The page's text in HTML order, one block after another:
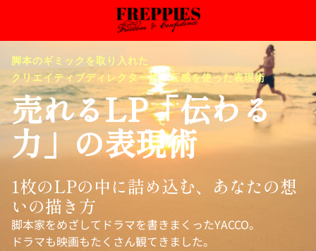
脚本のギミックを取り入れた
クリエイティブディレクター的、五感を使った表現術
売れるLP「伝わる
力」の表現術
1枚のLPの中に詰め込む、あなたの想
いの描き方
脚本家をめざしてドラマを書きまくったYACCO。
ドラマも映画もたくさん観てきました。